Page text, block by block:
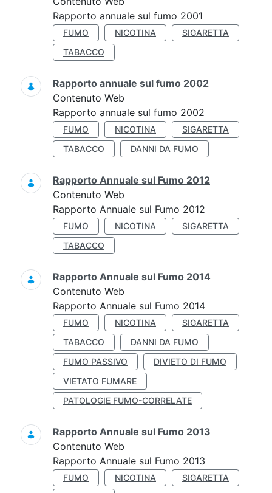
Rapporto annuale sul fumo 2001
FUMO NICOTINA
SIGARETTA
TABACCO
Rapporto annuale sul fumo 2002
Contenuto Web
Rapporto annuale sul fumo 2002
FUMO NICOTINA
SIGARETTA
TABACCO
DANNI DA FUMO
Rapporto Annuale sul Fumo 2012
Contenuto Web
Rapporto Annuale sul Fumo 2012
FUMO NICOTINA
SIGARETTA
TABACCO
Rapporto Annuale sul Fumo 2014
Contenuto Web
Rapporto Annuale sul Fumo 2014
FUMO NICOTINA
SIGARETTA
TABACCO
DANNI DA FUMO
FUMO PASSIVO
DIVIETO DI FUMO
VIETATO FUMARE
PATOLOGIE FUMO-CORRELATE
Rapporto Annuale sul Fumo 2013
Contenuto Web
Rapporto Annuale sul Fumo 2013
FUMO NICOTINA
SIGARETTA